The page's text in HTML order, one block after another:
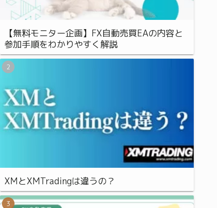
【無料モニター企画】FX自動売買EAの内容と
参加手順をわかりやすく解説
XMとXMTradingは違うの？